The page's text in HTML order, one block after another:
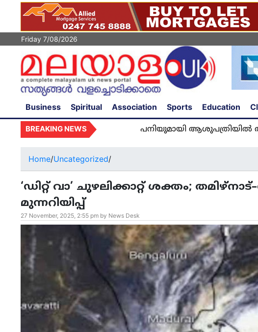
Friday 7/08/2026
Business Spiritual Association Sports Education
BREAKING NEWS പനിയുമായി ആശുപത്രിയിൽ
Home/Uncategorized/
‘ഡിറ്റ് വാ’ ചുഴലിക്കാറ്റ് ശക്തം;
മുന്നറിയിപ്പ്
27 November, 2025, 2:55 pm by News Desk